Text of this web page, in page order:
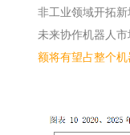
非工业领域开拓
未来协作机器人
额将有望占整个机